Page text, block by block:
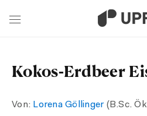
Kokos-Erdbeer
Von: Lorena Göllinger(B.Sc.